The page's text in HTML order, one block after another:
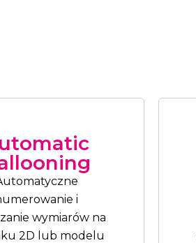
i
wymiarów na
2D lub modelu